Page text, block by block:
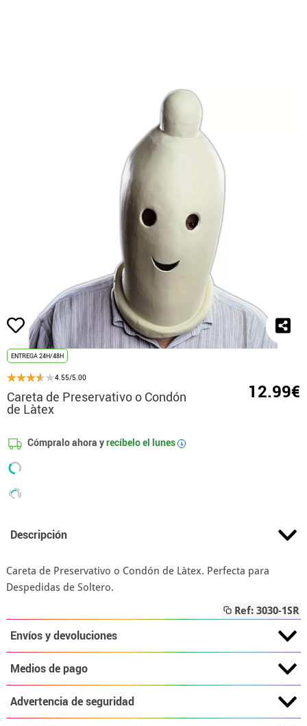
ENTREGA 24H/48H
4.55/5.00
Careta de Preservativo o Condón
de Làtex
12.99€
Cómpralo ahora yrecíbelo el lunes i
Descripción
Careta de Preservativo o Condón de Làtex. Perfecta para
Despedidas de Soltero.
Ref: 3030-1SR
Envíos y devoluciones
Medios de pago
Advertencia de seguridad